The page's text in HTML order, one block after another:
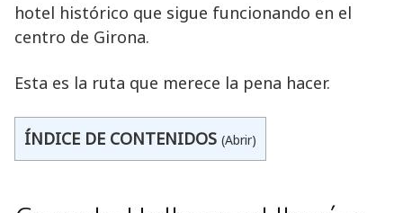
hotel histórico que sigue funcionando en el
centro de Girona.
Esta es la ruta que merece la pena hacer.
ÍNDICE DE CONTENIDOS (Abrir)